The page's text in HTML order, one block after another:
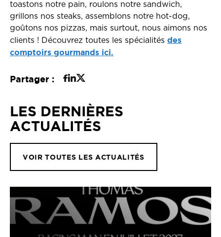
toastons notre pain, roulons notre sandwich,
grillons nos steaks, assemblons notre hot-dog,
goûtons nos pizzas, mais surtout, nous aimons nos
clients ! Découvrez toutes les spécialités des
comptoirs gourmands ici.
Partager :
LES DERNIÈRES
ACTUALITÉS
VOIR TOUTES LES ACTUALITÉS